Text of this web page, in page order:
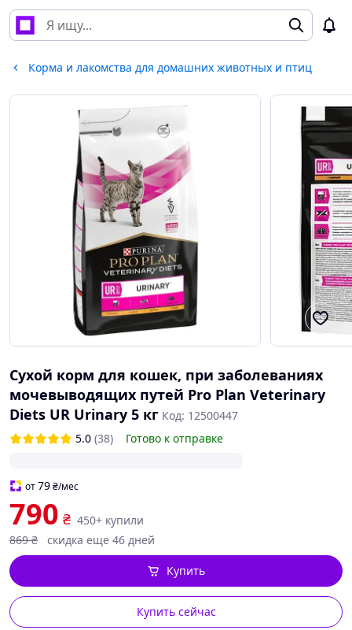
Корма и лакомства для домашних животных и птиц
Сухой корм для кошек, при заболеваниях
мочевыводящих путей Pro Plan Veterinary
Diets UR Urinary 5 кг Код: 12500447
5.0 (38) Готово к отправке
от79₴/мес
790 ₴ 450+ купили
869 ₴ скидка еще 46 дней
Купить сейчас
Купить